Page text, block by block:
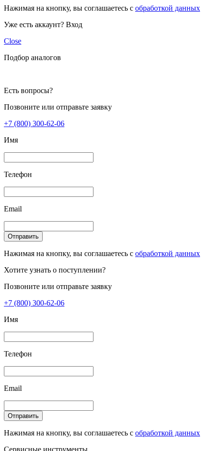
Нажимая на кнопку, вы соглашаетесь с обработкой данных
Уже есть аккаунт? Вход
Close
Подбор аналогов
Есть вопросы?
Позвоните или отправьте заявку
+7 (800) 300-62-06
Имя
Телефон
Email
Отправить
Нажимая на кнопку, вы соглашаетесь с обработкой данных
Хотите узнать о поступлении?
Позвоните или отправьте заявку
+7 (800) 300-62-06
Имя
Телефон
Email
Отправить
Нажимая на кнопку, вы соглашаетесь с обработкой данных
Сервисные инструменты